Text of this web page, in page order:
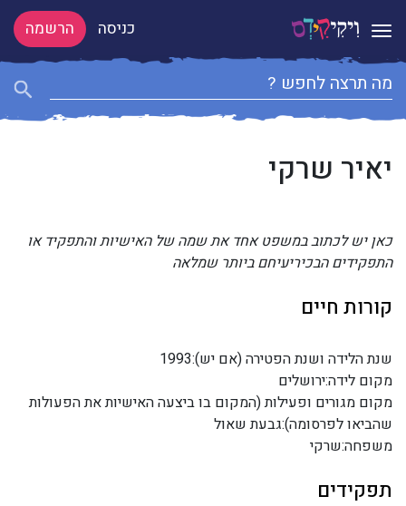
Toggle navigation כניסה הרשמה
יאיר שרקי
כאן יש לכתוב במשפט אחד את שמה של האישיות והתפקיד או
התפקידים הבכיריעיחם ביותר שמלאה
קורות חיים
שנת הלידה ושנת הפטירה (אם יש):1993
מקום לידה:ירושלים
מקום מגורים ופעילות (המקום בו ביצעה האישיות את הפעולות
שהביאו לפרסומה):גבעת שאול
משפחה:שרקי
תפקידים